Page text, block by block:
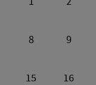
8 9
15 16